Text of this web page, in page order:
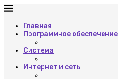
Главная
Программное обеспечение
Система
Интернет и сеть